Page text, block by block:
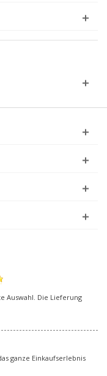
Auswahl. Die Lieferung
ganze Einkaufserlebnis